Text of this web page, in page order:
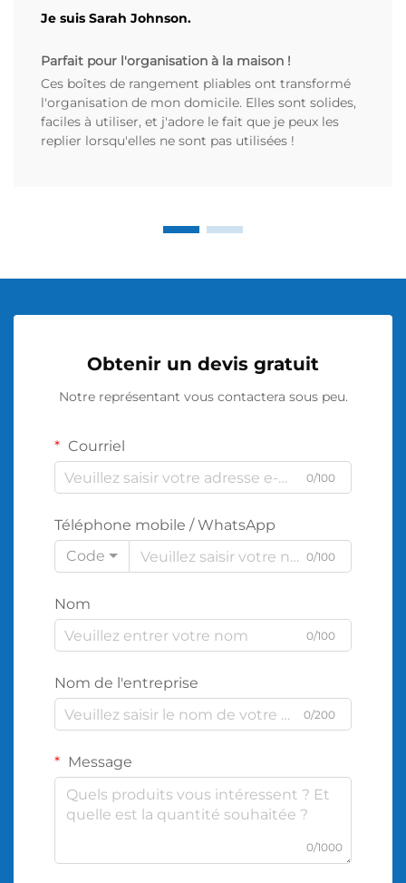
Je suis Sarah Johnson.
Parfait pour l'organisation à la maison !
Ces boîtes de rangement pliables ont transformé
l'organisation de mon domicile. Elles sont solides,
faciles à utiliser, et j'adore le fait que je peux les
replier lorsqu'elles ne sont pas utilisées !
Obtenir un devis gratuit
Notre représentant vous contactera sous peu.
Courriel
0/100
Téléphone mobile / WhatsApp
Code
0/100
Nom
0/100
Nom de l'entreprise
0/200
Message
0/1000